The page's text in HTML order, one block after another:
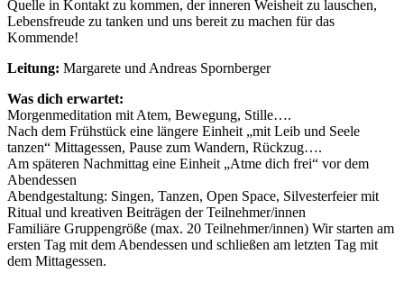
Quelle in Kontakt zu kommen, der inneren Weisheit zu lauschen,
Lebensfreude zu tanken und uns bereit zu machen für das
Kommende!
Leitung: Margarete und Andreas Spornberger
Was dich erwartet:
Morgenmeditation mit Atem, Bewegung, Stille….
Nach dem Frühstück eine längere Einheit „mit Leib und Seele
tanzen“ Mittagessen, Pause zum Wandern, Rückzug….
Am späteren Nachmittag eine Einheit „Atme dich frei“ vor dem
Abendessen
Abendgestaltung: Singen, Tanzen, Open Space, Silvesterfeier mit
Ritual und kreativen Beiträgen der Teilnehmer/innen
Familiäre Gruppengröße (max. 20 Teilnehmer/innen) Wir starten am
ersten Tag mit dem Abendessen und schließen am letzten Tag mit
dem Mittagessen.